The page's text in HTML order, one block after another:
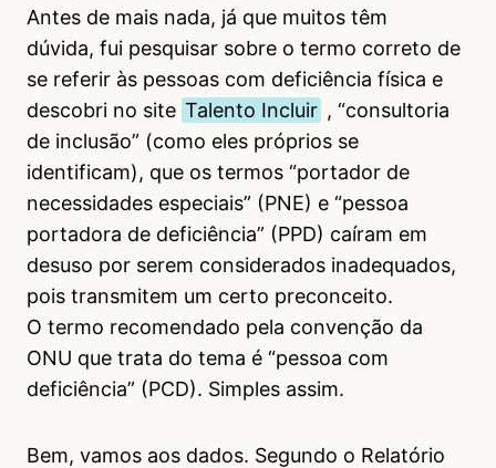
Antes de mais nada, já que muitos têm
dúvida, fui pesquisar sobre o termo correto de
se referir às pessoas com deficiência física e
descobri no site Talento Incluir , “consultoria
de inclusão” (como eles próprios se
identificam), que os termos “portador de
necessidades especiais” (PNE) e “pessoa
portadora de deficiência” (PPD) caíram em
desuso por serem considerados inadequados,
pois transmitem um certo preconceito.
O termo recomendado pela convenção da
ONU que trata do tema é “pessoa com
deficiência” (PCD). Simples assim.
Bem, vamos aos dados. Segundo o Relatório